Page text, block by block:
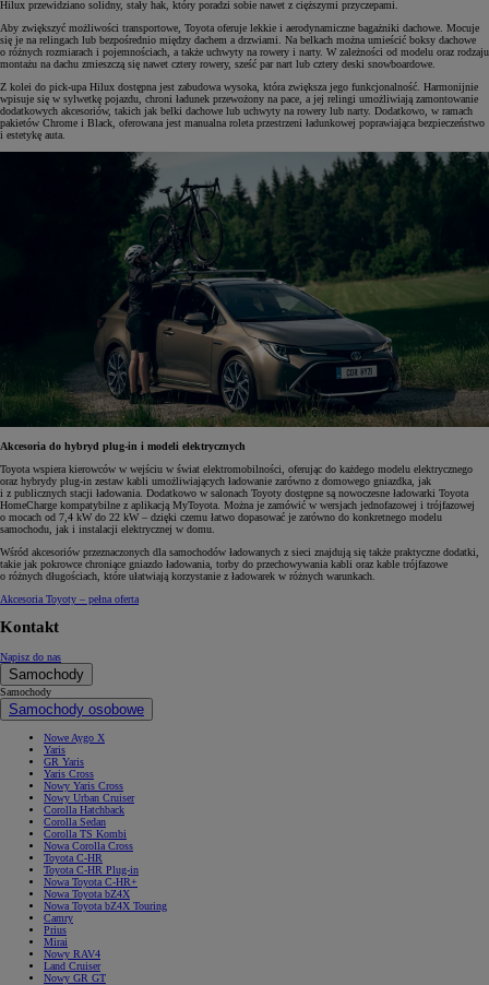
Hilux przewidziano solidny, stały hak, który poradzi sobie nawet z cięższymi przyczepami.
Aby zwiększyć możliwości transportowe, Toyota oferuje lekkie i aerodynamiczne bagażniki dachowe. Mocuje
się je na relingach lub bezpośrednio między dachem a drzwiami. Na belkach można umieścić boksy dachowe
o różnych rozmiarach i pojemnościach, a także uchwyty na rowery i narty. W zależności od modelu oraz rodzaju
montażu na dachu zmieszczą się nawet cztery rowery, sześć par nart lub cztery deski snowboardowe.
Z kolei do pick-upa Hilux dostępna jest zabudowa wysoka, która zwiększa jego funkcjonalność. Harmonijnie
wpisuje się w sylwetkę pojazdu, chroni ładunek przewożony na pace, a jej relingi umożliwiają zamontowanie
dodatkowych akcesoriów, takich jak belki dachowe lub uchwyty na rowery lub narty. Dodatkowo, w ramach
pakietów Chrome i Black, oferowana jest manualna roleta przestrzeni ładunkowej poprawiająca bezpieczeństwo
i estetykę auta.
Akcesoria do hybryd plug-in i modeli elektrycznych
Toyota wspiera kierowców w wejściu w świat elektromobilności, oferując do każdego modelu elektrycznego
oraz hybrydy plug-in zestaw kabli umożliwiających ładowanie zarówno z domowego gniazdka, jak
i z publicznych stacji ładowania. Dodatkowo w salonach Toyoty dostępne są nowoczesne ładowarki Toyota
HomeCharge kompatybilne z aplikacją MyToyota. Można je zamówić w wersjach jednofazowej i trójfazowej
o mocach od 7,4 kW do 22 kW – dzięki czemu łatwo dopasować je zarówno do konkretnego modelu
samochodu, jak i instalacji elektrycznej w domu.
Wśród akcesoriów przeznaczonych dla samochodów ładowanych z sieci znajdują się także praktyczne dodatki,
takie jak pokrowce chroniące gniazdo ładowania, torby do przechowywania kabli oraz kable trójfazowe
o różnych długościach, które ułatwiają korzystanie z ładowarek w różnych warunkach.
Akcesoria Toyoty – pełna oferta
Kontakt
Napisz do nas
Samochody
Samochody
Samochody osobowe
Nowe Aygo X
Yaris
GR Yaris
Yaris Cross
Nowy Yaris Cross
Nowy Urban Cruiser
Corolla Hatchback
Corolla Sedan
Corolla TS Kombi
Nowa Corolla Cross
Toyota C-HR
Toyota C-HR Plug-in
Nowa Toyota C-HR+
Nowa Toyota bZ4X
Nowa Toyota bZ4X Touring
Camry
Prius
Mirai
Nowy RAV4
Land Cruiser
Nowy GR GT